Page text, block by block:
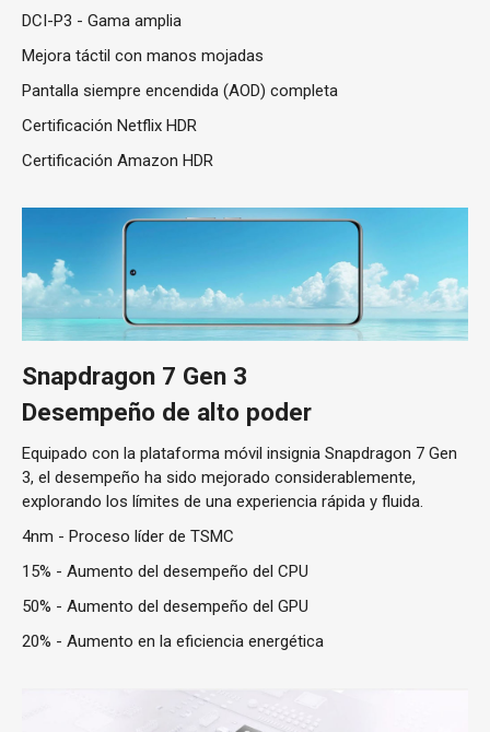
DCI-P3 - Gama amplia
Mejora táctil con manos mojadas
Pantalla siempre encendida (AOD) completa
Certificación Netflix HDR
Certificación Amazon HDR
Snapdragon 7 Gen 3
Desempeño de alto poder
Equipado con la plataforma móvil insignia Snapdragon 7 Gen
3, el desempeño ha sido mejorado considerablemente,
explorando los límites de una experiencia rápida y fluida.
4nm - Proceso líder de TSMC
15% - Aumento del desempeño del CPU
50% - Aumento del desempeño del GPU
20% - Aumento en la eficiencia energética